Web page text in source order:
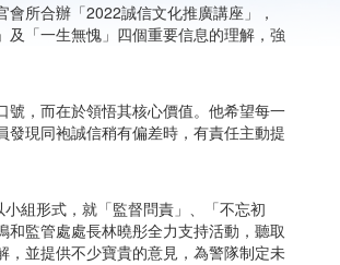
所合辦「2022誠信文化推廣講座」，
「一生無愧」四個重要信息的理解，強
，而在於領悟其核心價值。他希望每一
現同袍誠信稍有偏差時，有責任主動提
組形式，就「監督問責」、「不忘初
監管處處長林曉彤全力支持活動，聽取
並提供不少寶貴的意見，為警隊制定未